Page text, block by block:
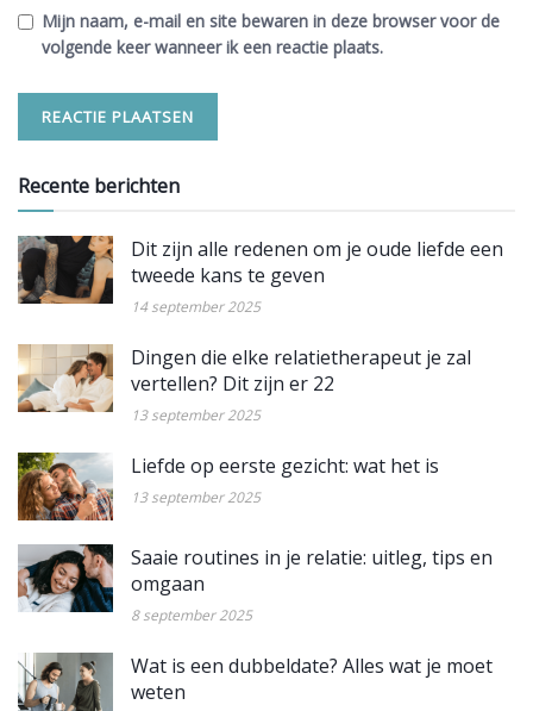
Mijn naam, e-mail en site bewaren in deze browser voor de
volgende keer wanneer ik een reactie plaats.
Recente berichten
Dit zijn alle redenen om je oude liefde een
tweede kans te geven
14 september 2025
Dingen die elke relatietherapeut je zal
vertellen? Dit zijn er 22
13 september 2025
Liefde op eerste gezicht: wat het is
13 september 2025
Saaie routines in je relatie: uitleg, tips en
omgaan
8 september 2025
Wat is een dubbeldate? Alles wat je moet
weten